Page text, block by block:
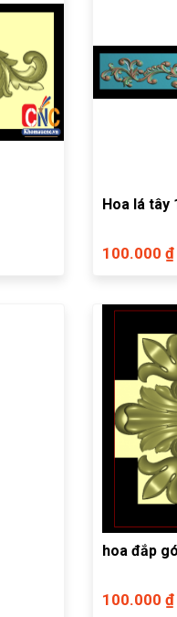
Hoa lá tây
100.000 ₫
hoa đắp
100.000 ₫